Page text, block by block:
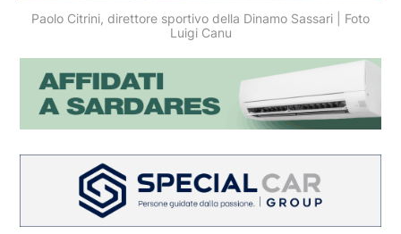
Paolo Citrini, direttore sportivo della Dinamo Sassari | Foto
Luigi Canu